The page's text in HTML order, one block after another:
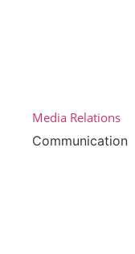
Media Relations
Communication